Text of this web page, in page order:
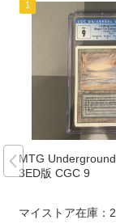
MTG
3ED版 CGC 9
マイストア在庫：